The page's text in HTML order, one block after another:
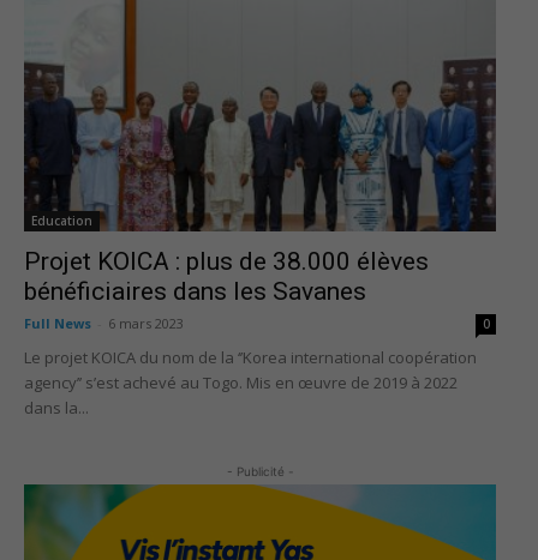
Education
Projet KOICA : plus de 38.000 élèves
bénéficiaires dans les Savanes
Full News 6 mars 2023 0
Le projet KOICA du nom de la ‘’Korea international coopération
agency’’ s’est achevé au Togo. Mis en œuvre de 2019 à 2022
dans la...
- Publicité -